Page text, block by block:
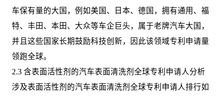
车保有量的大国，例如美国、日本、德国，拥有通用、福
特、丰田、本田、大众等车企巨头，属于老牌汽车大国，
并且这些国家长期鼓励科技创新，因此该领域专利申请量
领跑全球。
2.3 含表面活性剂的汽车表面清洗剂全球专利申请人分析
涉及表面活性剂的汽车表面清洗剂全球专利申请人排行如